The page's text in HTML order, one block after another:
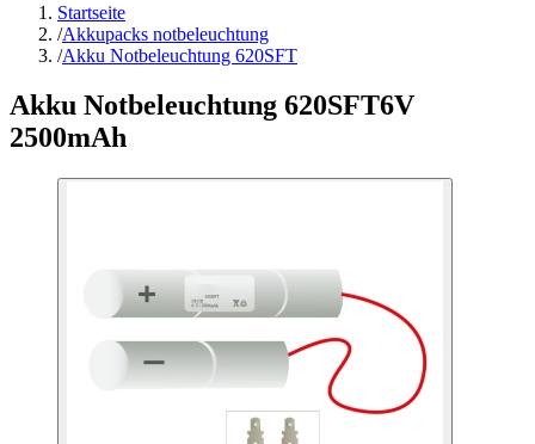
Startseite
/Akkupacks notbeleuchtung
/Akku Notbeleuchtung 620SFT
Akku Notbeleuchtung 620SFT6V
2500mAh